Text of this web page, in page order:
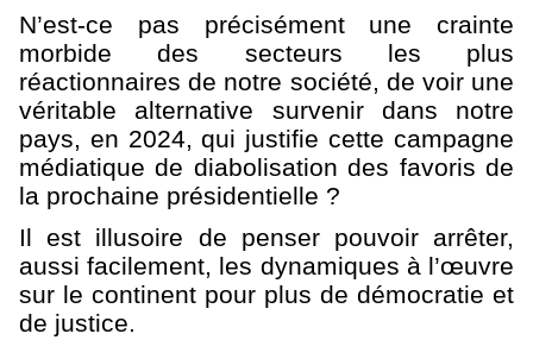
N’est-ce pas précisément une crainte
morbide des secteurs les plus
réactionnaires de notre société, de voir une
véritable alternative survenir dans notre
pays, en 2024, qui justifie cette campagne
médiatique de diabolisation des favoris de
la prochaine présidentielle ?
Il est illusoire de penser pouvoir arrêter,
aussi facilement, les dynamiques à l’œuvre
sur le continent pour plus de démocratie et
de justice.